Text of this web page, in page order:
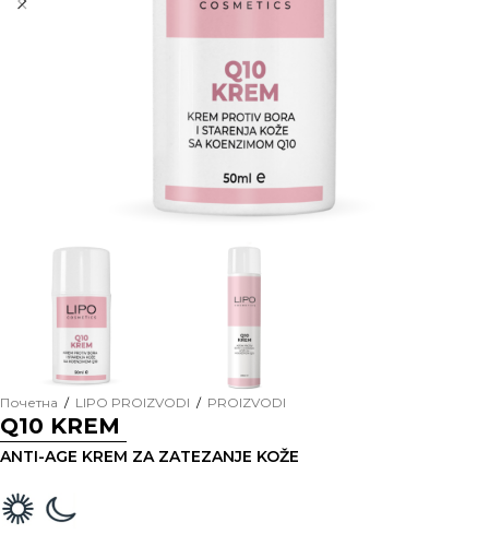
Почетна / LIPO PROIZVODI / PROIZVODI
Q10 KREM
ANTI-AGE KREM ZA ZATEZANJE KOŽE